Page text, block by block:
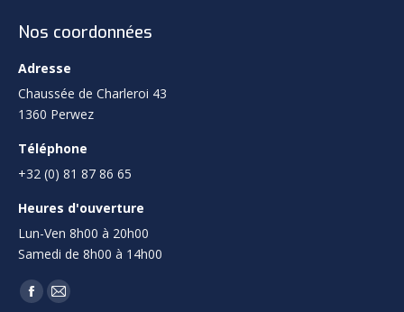
Nos coordonnées
Adresse
Chaussée de Charleroi 43
1360 Perwez
Téléphone
+32 (0) 81 87 86 65
Heures d'ouverture
Lun-Ven 8h00 à 20h00
Samedi de 8h00 à 14h00
Trouvez nous sur :
Facebook
Mail